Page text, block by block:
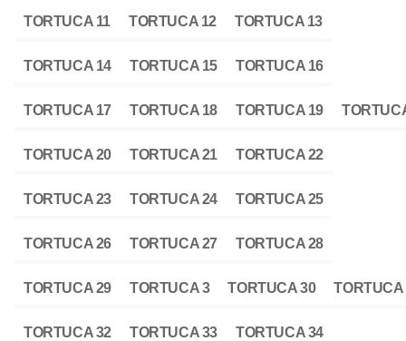
TORTUCA 11 TORTUCA 12 TORTUCA 13
TORTUCA 14 TORTUCA 15 TORTUCA 16
TORTUCA 17 TORTUCA 18 TORTUCA 19
TORTUCA 20 TORTUCA 21 TORTUCA 22
TORTUCA 23 TORTUCA 24 TORTUCA 25
TORTUCA 26 TORTUCA 27 TORTUCA 28
TORTUCA 29 TORTUCA 3 TORTUCA 30 TORTUCA
TORTUCA 32 TORTUCA 33 TORTUCA 34